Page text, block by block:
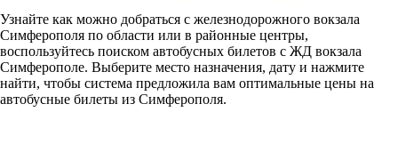
Узнайте как можно добраться с железнодорожного вокзала
Симферополя по области или в районные центры,
воспользуйтесь поиском автобусных билетов с ЖД вокзала
Симферополе. Выберите место назначения, дату и нажмите
найти, чтобы система предложила вам оптимальные цены на
автобусные билеты из Симферополя.